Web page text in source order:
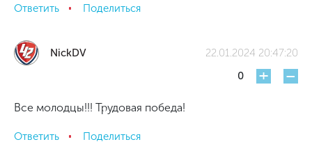
Ответить Поделиться
NickDV
22.01.2024 20:47:20
0
+ -
Все молодцы!!! Трудовая победа!
Ответить Поделиться